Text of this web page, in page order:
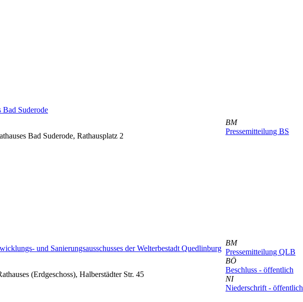
Bad Suderode
Bad Suderode, Rathausplatz 2
BM
Pressemitteilung BS
und Sanierungsausschusses der Welterbestadt Quedlinburg
(Erdgeschoss), Halberstädter Str. 45
BM
Pressemitteilung QLB
BÖ
Beschluss - öffentlich
NI
Niederschrift - öffentlich